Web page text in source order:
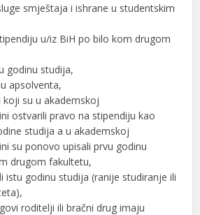
smještaja i ishrane u studentskim
u/iz BiH po bilo kom drugom
godinu studija,
apsolventa,
koji su u akademskoj
ostvarili pravo na stipendiju kao
studija a u akademskoj
su ponovo upisali prvu godinu
drugom fakultetu,
istu godinu studija (ranije studiranje ili
roditelji ili bračni drug imaju